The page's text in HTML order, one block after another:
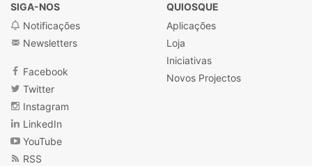
SIGA-NOS
Notificações
Newsletters
Facebook
Twitter
Instagram
LinkedIn
YouTube
RSS
QUIOSQUE
Aplicações
Loja
Iniciativas
Novos Projectos